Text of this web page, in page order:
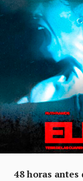
48 horas antes